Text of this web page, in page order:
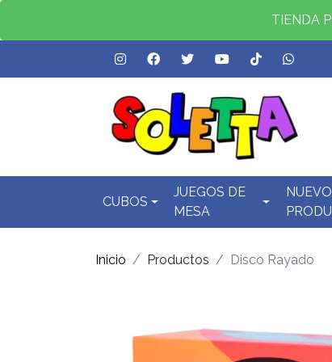
TIENDA
CUBOS
JUEGOS DE
MESA
Inicio Productos Disco Rayado